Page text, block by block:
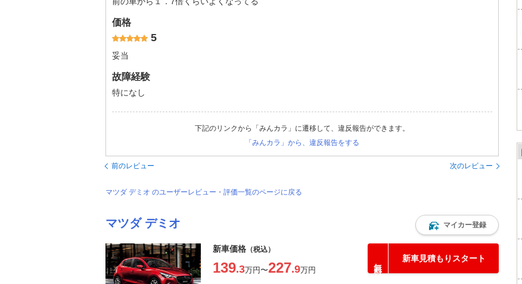
価格
5
妥当
故障経験
特になし
下記のリンクから「みんカラ」に遷移して、違反報告ができます。
「みんカラ」から、違反報告をする
前のレビュー 次のレビュー
マツダ デミオ のユーザーレビュー・評価一覧のページに戻る
マツダ デミオ マイカー登録
新車価格 （税込）
139.3万円〜227.9万円
新車見積もりスタート